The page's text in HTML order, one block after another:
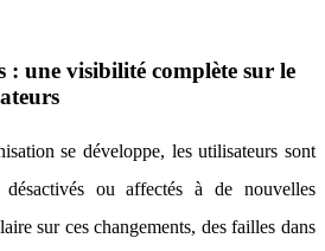
: une visibilité complète sur le
se développe, les utilisateurs sont
désactivés ou affectés à de nouvelles
sur ces changements, des failles dans